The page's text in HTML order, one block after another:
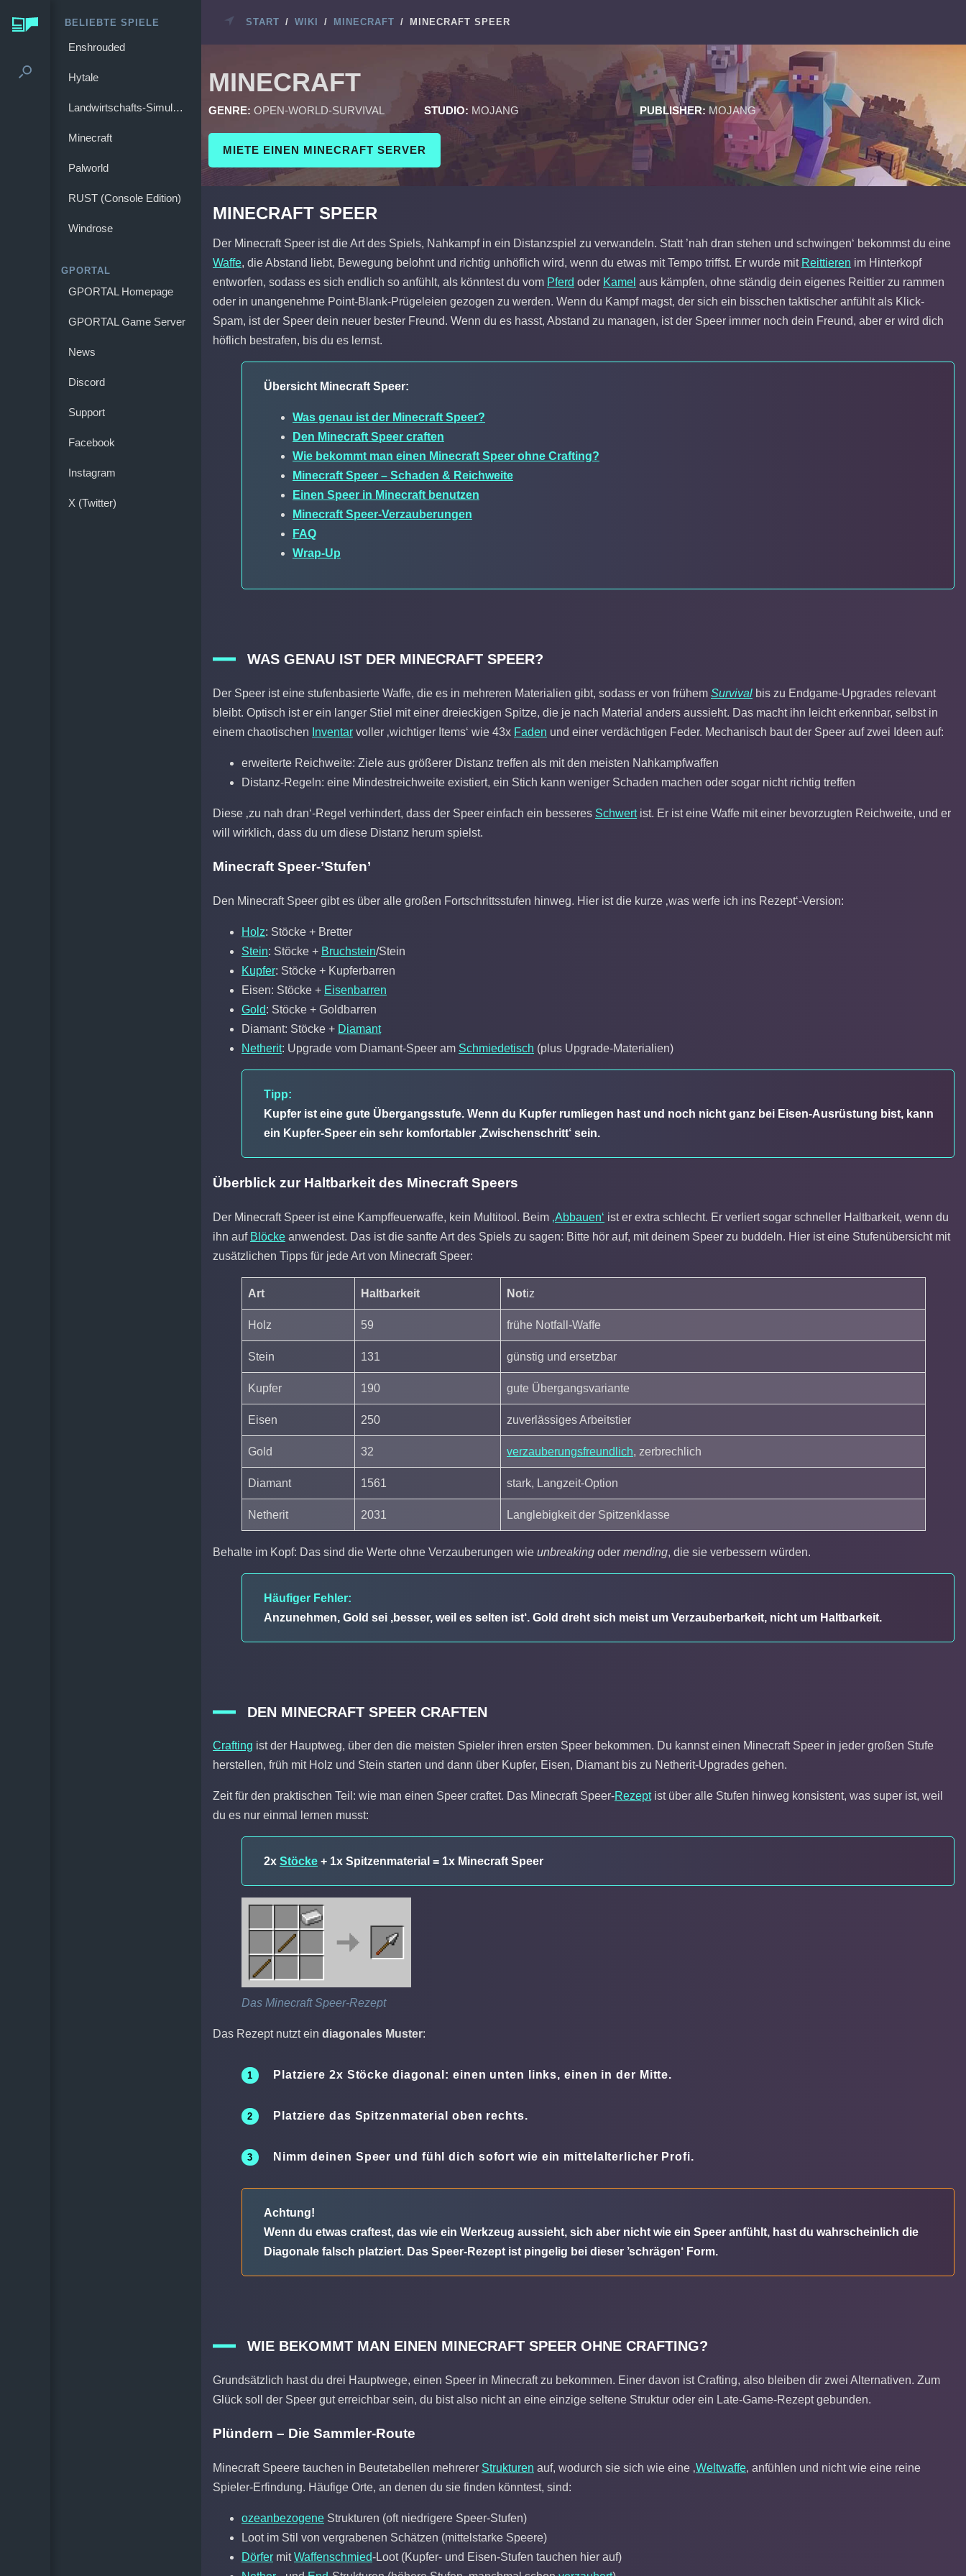
BELIEBTE SPIELE
Enshrouded
Hytale
Landwirtschafts-Simulator 25
Minecraft
Palworld
RUST (Console Edition)
Windrose
GPORTAL
GPORTAL Homepage
GPORTAL Game Server
News
Discord
Support
Facebook
Instagram
X (Twitter)
START / WIKI / MINECRAFT / MINECRAFT SPEER
MINECRAFT
GENRE: OPEN-WORLD-SURVIVAL STUDIO: MOJANG PUBLISHER: MOJANG
MIETE EINEN MINECRAFT SERVER
MINECRAFT SPEER
Der Minecraft Speer ist die Art des Spiels, Nahkampf in ein Distanzspiel zu verwandeln. Statt ’nah dran stehen und schwingen‘ bekommst du eine
Waffe, die Abstand liebt, Bewegung belohnt und richtig unhöflich wird, wenn du etwas mit Tempo triffst. Er wurde mit Reittieren im Hinterkopf
entworfen, sodass es sich endlich so anfühlt, als könntest du vom Pferd oder Kamel aus kämpfen, ohne ständig dein eigenes Reittier zu rammen
oder in unangenehme Point-Blank-Prügeleien gezogen zu werden. Wenn du Kampf magst, der sich ein bisschen taktischer anfühlt als Klick-
Spam, ist der Speer dein neuer bester Freund. Wenn du es hasst, Abstand zu managen, ist der Speer immer noch dein Freund, aber er wird dich
höflich bestrafen, bis du es lernst.
Übersicht Minecraft Speer:
Was genau ist der Minecraft Speer?
Den Minecraft Speer craften
Wie bekommt man einen Minecraft Speer ohne Crafting?
Minecraft Speer – Schaden & Reichweite
Einen Speer in Minecraft benutzen
Minecraft Speer-Verzauberungen
FAQ
Wrap-Up
WAS GENAU IST DER MINECRAFT SPEER?
Der Speer ist eine stufenbasierte Waffe, die es in mehreren Materialien gibt, sodass er von frühem Survival bis zu Endgame-Upgrades relevant
bleibt. Optisch ist er ein langer Stiel mit einer dreieckigen Spitze, die je nach Material anders aussieht. Das macht ihn leicht erkennbar, selbst in
einem chaotischen Inventar voller ‚wichtiger Items‘ wie 43x Faden und einer verdächtigen Feder. Mechanisch baut der Speer auf zwei Ideen auf:
erweiterte Reichweite: Ziele aus größerer Distanz treffen als mit den meisten Nahkampfwaffen
Distanz-Regeln: eine Mindestreichweite existiert, ein Stich kann weniger Schaden machen oder sogar nicht richtig treffen
Diese ‚zu nah dran‘-Regel verhindert, dass der Speer einfach ein besseres Schwertist. Er ist eine Waffe mit einer bevorzugten Reichweite, und er
will wirklich, dass du um diese Distanz herum spielst.
Minecraft Speer-’Stufen’
Den Minecraft Speer gibt es über alle großen Fortschrittsstufen hinweg. Hier ist die kurze ‚was werfe ich ins Rezept‘-Version:
Holz: Stöcke + Bretter
Stein: Stöcke + Bruchstein/Stein
Kupfer: Stöcke + Kupferbarren
Eisen: Stöcke + Eisenbarren
Gold: Stöcke + Goldbarren
Diamant: Stöcke + Diamant
Netherit: Upgrade vom Diamant-Speer am Schmiedetisch (plus Upgrade-Materialien)
Tipp:
Kupfer ist eine gute Übergangsstufe. Wenn du Kupfer rumliegen hast und noch nicht ganz bei Eisen-Ausrüstung bist, kann
ein Kupfer-Speer ein sehr komfortabler ‚Zwischenschritt‘ sein.
Überblick zur Haltbarkeit des Minecraft Speers
Der Minecraft Speer ist eine Kampffeuerwaffe, kein Multitool. Beim ‚Abbauen‘ ist er extra schlecht. Er verliert sogar schneller Haltbarkeit, wenn du
ihn auf Blöcke anwendest. Das ist die sanfte Art des Spiels zu sagen: Bitte hör auf, mit deinem Speer zu buddeln. Hier ist eine Stufenübersicht mit
zusätzlichen Tipps für jede Art von Minecraft Speer:
Art Haltbarkeit Notiz
Holz 59 frühe Notfall-Waffe
Stein 131 günstig und ersetzbar
Kupfer 190 gute Übergangsvariante
Eisen 250 zuverlässiges Arbeitstier
Gold 32 verzauberungsfreundlich, zerbrechlich
Diamant 1561 stark, Langzeit-Option
Netherit 2031 Langlebigkeit der Spitzenklasse
Behalte im Kopf: Das sind die Werte ohne Verzauberungen wie unbreaking oder mending, die sie verbessern würden.
Häufiger Fehler:
Anzunehmen, Gold sei ‚besser, weil es selten ist‘. Gold dreht sich meist um Verzauberbarkeit, nicht um Haltbarkeit.
DEN MINECRAFT SPEER CRAFTEN
Crafting ist der Hauptweg, über den die meisten Spieler ihren ersten Speer bekommen. Du kannst einen Minecraft Speer in jeder großen Stufe
herstellen, früh mit Holz und Stein starten und dann über Kupfer, Eisen, Diamant bis zu Netherit-Upgrades gehen.
Zeit für den praktischen Teil: wie man einen Speer craftet. Das Minecraft Speer-Rezeptist über alle Stufen hinweg konsistent, was super ist, weil
du es nur einmal lernen musst:
2x Stöcke + 1x Spitzenmaterial = 1x Minecraft Speer
Das Minecraft Speer-Rezept
Das Rezept nutzt ein diagonales Muster:
Platziere 2x Stöcke diagonal: einen unten links, einen in der Mitte.
Platziere das Spitzenmaterial oben rechts.
Nimm deinen Speer und fühl dich sofort wie ein mittelalterlicher Profi.
Achtung!
Wenn du etwas craftest, das wie ein Werkzeug aussieht, sich aber nicht wie ein Speer anfühlt, hast du wahrscheinlich die
Diagonale falsch platziert. Das Speer-Rezept ist pingelig bei dieser ’schrägen‘ Form.
WIE BEKOMMT MAN EINEN MINECRAFT SPEER OHNE CRAFTING?
Grundsätzlich hast du drei Hauptwege, einen Speer in Minecraft zu bekommen. Einer davon ist Crafting, also bleiben dir zwei Alternativen. Zum
Glück soll der Speer gut erreichbar sein, du bist also nicht an eine einzige seltene Struktur oder ein Late-Game-Rezept gebunden.
Plündern – Die Sammler-Route
Minecraft Speere tauchen in Beutetabellen mehrerer Strukturen auf, wodurch sie sich wie eine ‚Weltwaffe‚ anfühlen und nicht wie eine reine
Spieler-Erfindung. Häufige Orte, an denen du sie finden könntest, sind:
ozeanbezogene Strukturen (oft niedrigere Speer-Stufen)
Loot im Stil von vergrabenen Schätzen (mittelstarke Speere)
Dörfer mitWaffenschmied-Loot (Kupfer- und Eisen-Stufen tauchen hier auf)